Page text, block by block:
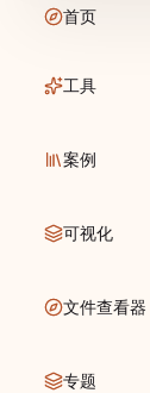
首页
工具
案例
可视化
文件查看器
专题